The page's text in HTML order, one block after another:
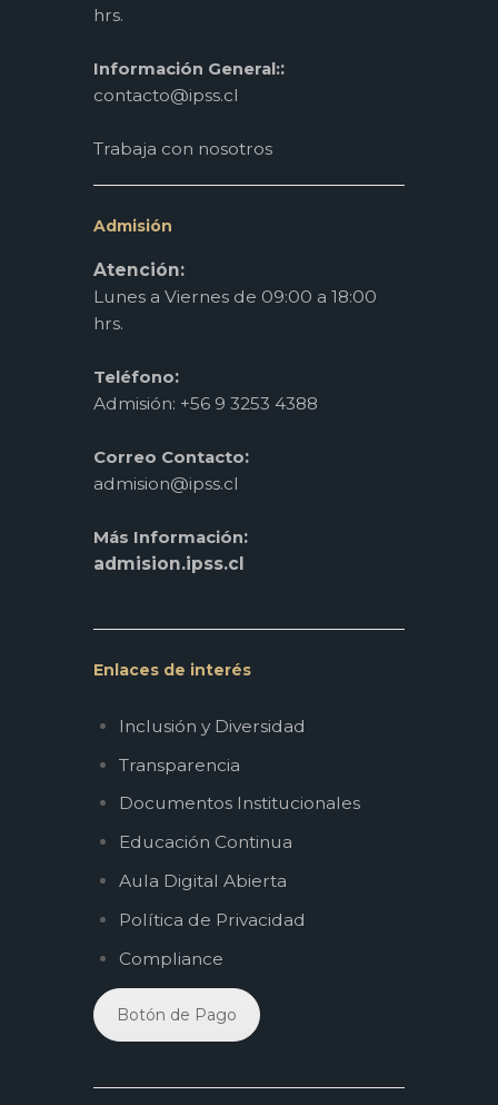
hrs.
Información General::
contacto@ipss.cl
Trabaja con nosotros
Admisión
Atención:
Lunes a Viernes de 09:00 a 18:00
hrs.
Teléfono:
Admisión: +56 9 3253 4388
Correo Contacto:
admision@ipss.cl
Más Información:
admision.ipss.cl
Enlaces de interés
Inclusión y Diversidad
Transparencia
Documentos Institucionales
Educación Continua
Aula Digital Abierta
Política de Privacidad
Compliance
Botón de Pago